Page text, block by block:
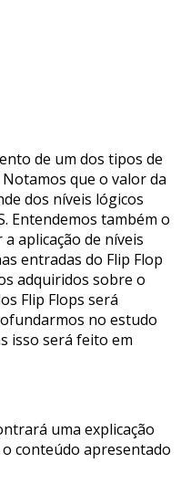
de um dos tipos de
Notamos que o valor da
dos níveis lógicos
Entendemos também o
aplicação de níveis
entradas do Flip Flop
adquiridos sobre o
Flip Flops será
no estudo
isso será feito em
uma explicação
conteúdo apresentado